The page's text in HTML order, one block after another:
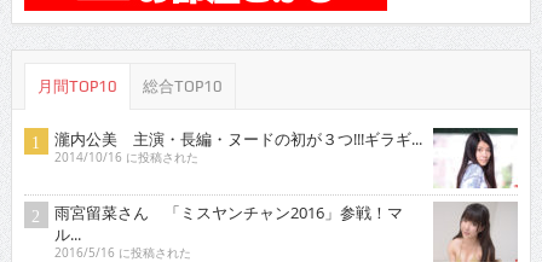
月間TOP10 総合TOP10
瀧内公美 主演・長編・ヌードの初が３つ!!!ギラギ...
2014/10/16 に投稿された
雨宮留菜さん 「ミスヤンチャン2016」参戦！マ
ル...
2016/5/16 に投稿された